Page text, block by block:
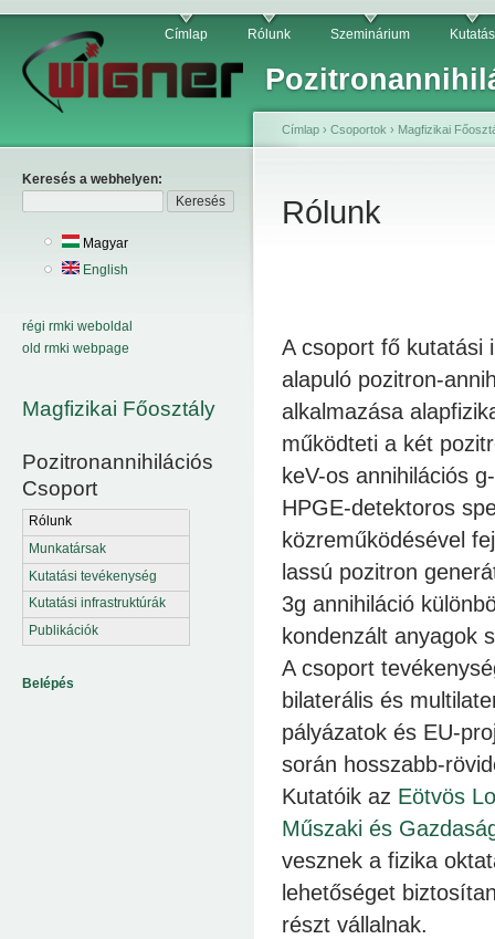
Címlap Rólunk Szeminárium Kutatás
Keresés a webhelyen:
Magyar
English
régi rmki weboldal
old rmki webpage
Magfizikai Főosztály
Pozitronannihilációs
Csoport
Rólunk
Munkatársak
Kutatási tevékenység
Kutatási infrastruktúrák
Publikációk
Belépés
Címlap › Csoportok › Magfizikai
Rólunk
A csoport fő kutatási
alapuló pozitron-
alkalmazása
működteti a két
keV-os annihilációs g
HPGE-detektoros
közreműködésével
lassú pozitron
3g annihiláció
kondenzált anyagok
A csoport
bilaterális és
pályázatok és EU-
során hosszabb-
Kutatóik az Eötvös
Műszaki és
vesznek a fizika
lehetőséget
részt vállalnak.